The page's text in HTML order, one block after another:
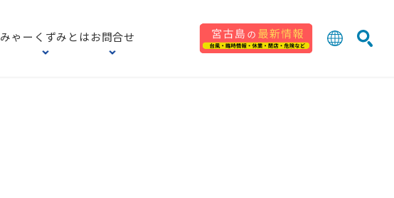
みゃーくずみとはお問合せ